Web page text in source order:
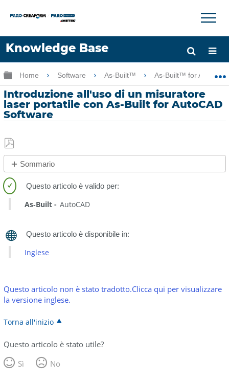
Knowledge Base
Lingua
Chiedere aiuto Accesso
×
Ingrandisci/riduci gerarchia globale
Home Software As-Built™ As-Built™ for
Introduzione all'uso di un misuratore
laser portatile con As-Built for AutoCAD
Software
Salva
come
PDF
Sommario
No
intestazioni
As‑Built AutoCAD
Inglese
Questo articolo non è stato tradotto.Clicca qui per visualizzare
la versione inglese.
Torna all'inizio
Questo articolo è stato utile?
Sì
No